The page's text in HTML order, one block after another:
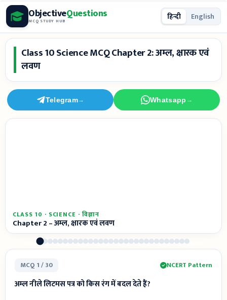
Skip
to
content
ObjectiveQuestions
MCQ STUDY HUB हिन्दी English
Class 10 Science MCQ Chapter 2: अम्ल, क्षारक एवं
लवण
Telegram→ Whatsapp →
CLASS 10 · SCIENCE · विज्ञान
Chapter 2 – अम्ल, क्षारक एवं लवण
MCQ 1 / 30 NCERT Pattern
अम्ल नीले लिटमस पत्र को किस रंग में बदल देते हैं?